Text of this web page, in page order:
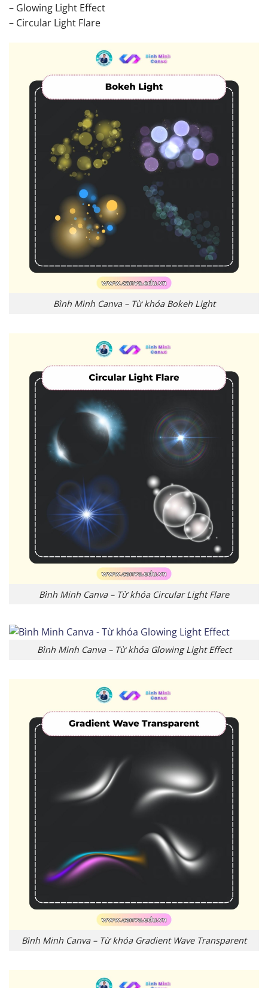
– Glowing Light Effect
– Circular Light Flare
Bình Minh Canva – Từ khóa Bokeh Light
Bình Minh Canva – Từ khóa Circular Light Flare
Bình Minh Canva – Từ khóa Glowing Light Effect
Bình Minh Canva – Từ khóa Gradient Wave Transparent